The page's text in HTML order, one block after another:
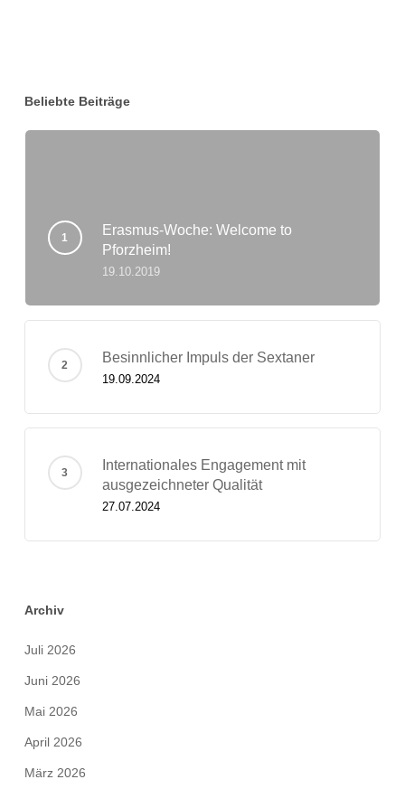
Beliebte Beiträge
Erasmus-Woche: Welcome to
Pforzheim!
19.10.2019
Besinnlicher Impuls der Sextaner
19.09.2024
Internationales Engagement mit
ausgezeichneter Qualität
27.07.2024
Archiv
Juli 2026
Juni 2026
Mai 2026
April 2026
März 2026